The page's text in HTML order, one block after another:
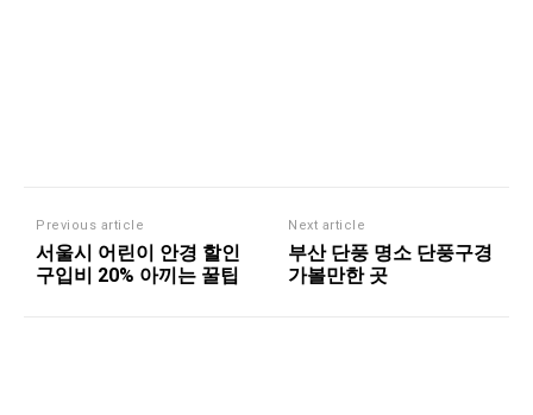
Previous article
서울시 어린이 안경 할인
구입비 20% 아끼는 꿀팁
Next article
부산 단풍 명소 단풍구경
가볼만한 곳